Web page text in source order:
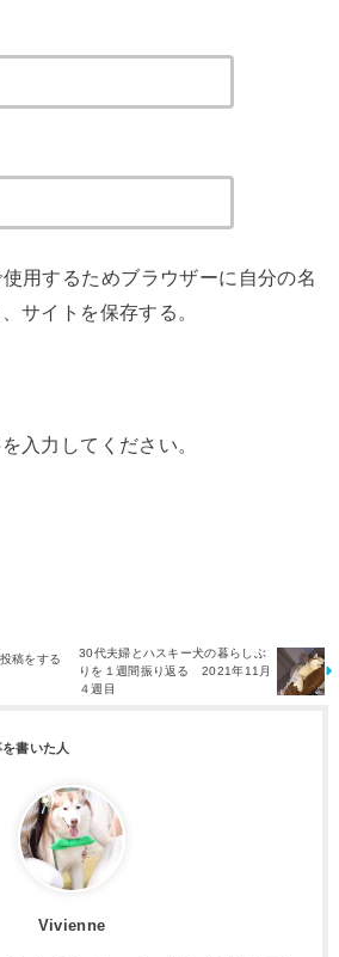
用するためブラウザーに自分の名
サイトを保存する。
入力してください。
稿をする
30代夫婦とハスキー犬の暮らしぶ
りを１週間振り返る 2021年11月
４週目
Vivienne